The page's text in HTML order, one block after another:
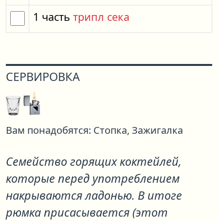
1 часть трипл сека
СЕРВИРОВКА
Вам понадобятся: Стопка, Зажигалка
Семейство горящих коктейлей,
которые перед употреблением
накрываются ладонью. В итоге
рюмка присасывается (этот